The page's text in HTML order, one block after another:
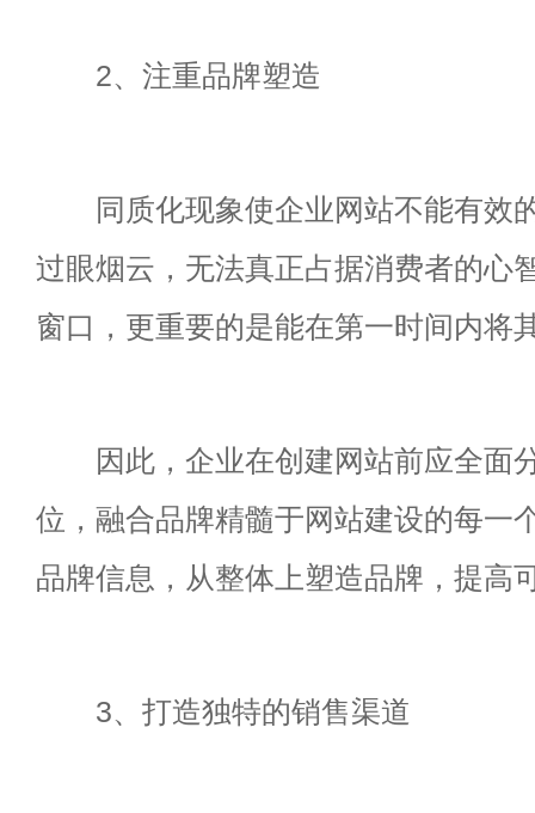
2、注重品牌塑造
同质化现象使企业网站不能有效
过眼烟云，无法真正占据消费者的心
窗口，更重要的是能在第一时间内将
因此，企业在创建网站前应全面
位，融合品牌精髓于网站建设的每一
品牌信息，从整体上塑造品牌，提高
3、打造独特的销售渠道